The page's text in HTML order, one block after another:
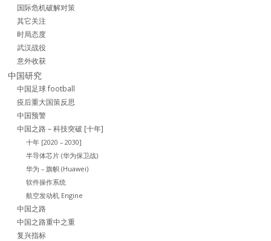
国际危机破解对策
其它关注
时局态度
武汉战役
意外收获
中国研究
中国足球 football
疫后重大国策反思
中国预警
中国之路 – 科技突破 [十年]
十年 [2020 – 2030]
半导体芯片 (华为保卫战)
华为 – 旗帜 (Huawei)
软件操作系统
航空发动机 Engine
中国之路
中国之路重中之重
复兴指标